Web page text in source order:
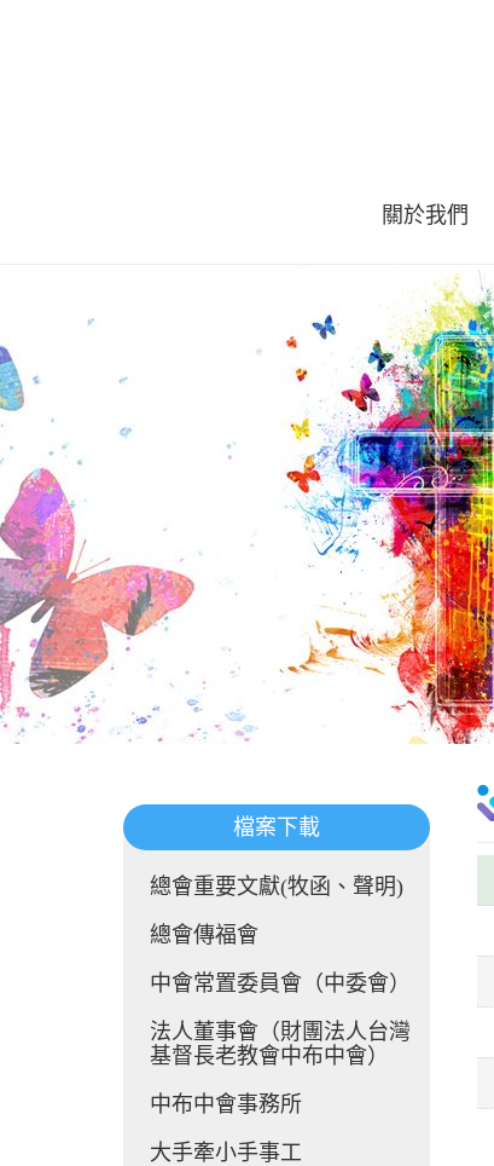
關於我們
檔案下載
總會重要文獻(牧函、聲明)
總會傳福會
中會常置委員會（中委會）
法人董事會（財團法人台灣
基督長老教會中布中會）
中布中會事務所
大手牽小手事工